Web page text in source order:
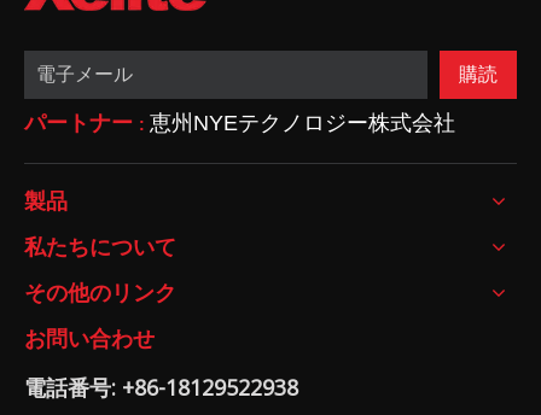
購読
パートナー : 恵州NYEテクノロジー株式会社
製品
私たちについて
その他のリンク
お問い合わせ
電話番号: +86-18129522938